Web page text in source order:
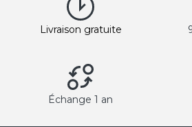
Livraison gratuite
Échange 1 an